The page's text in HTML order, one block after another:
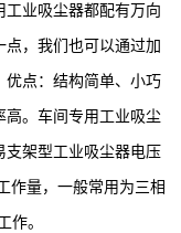
工业吸尘器都配有万向
，我们也可以通过加
优点：结构简单、小巧
高。车间专用工业吸尘
支架型工业吸尘器电压
作量，一般常用为三相
作。